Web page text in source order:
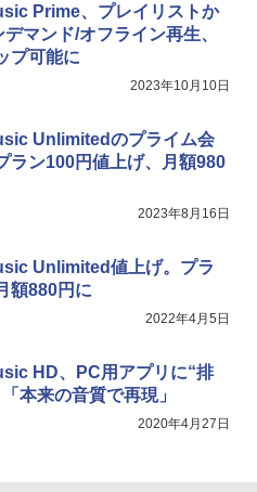
Prime、プレイリストか
マンド/オフライン再生、
プ可能に
2023年10月10日
Unlimitedのプライム会
ラン100円値上げ、月額980
2023年8月16日
Unlimited値上げ。プラ
額880円に
2022年4月5日
HD、PC用アプリに“排
本来の音質で再現」
2020年4月27日